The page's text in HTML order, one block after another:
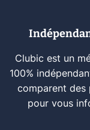
Clubic est un
100%
comparent des
pour vous